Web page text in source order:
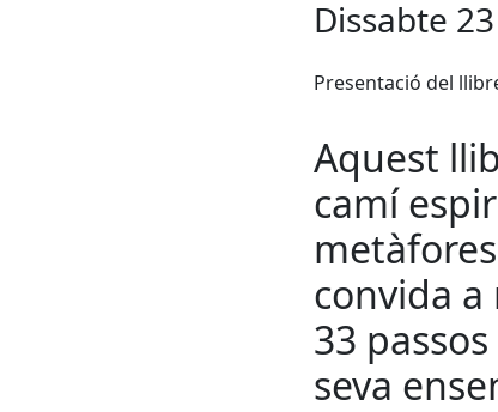
Dissabte
Presentació del
Aquest
camí
convida
33
seva